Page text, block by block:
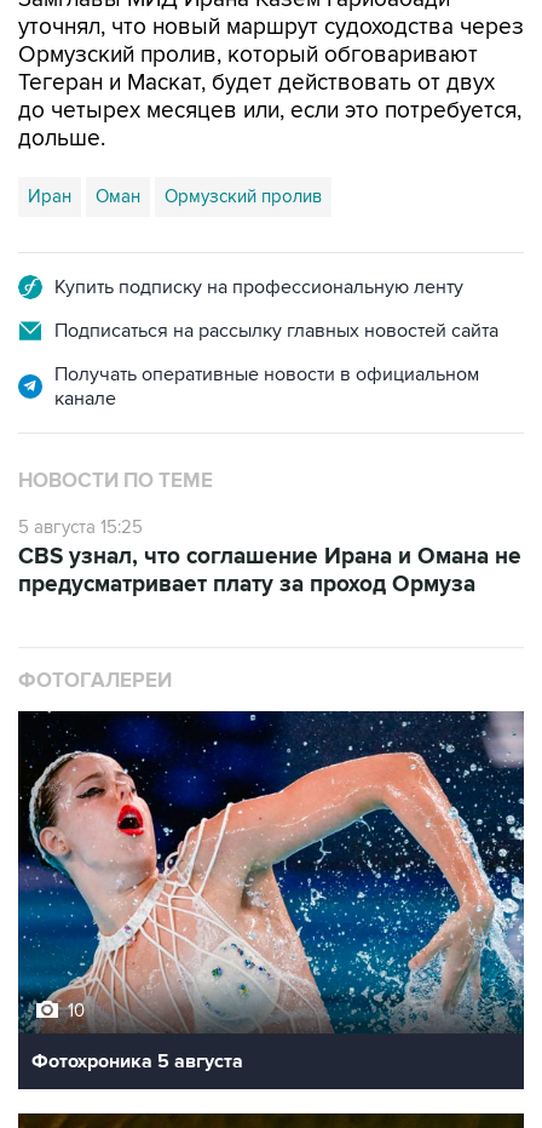
уточнял, что новый маршрут судоходства через
Ормузский пролив, который обговаривают
Тегеран и Маскат, будет действовать от двух
до четырех месяцев или, если это потребуется,
дольше.
Иран Оман Ормузский пролив
Купить подписку на профессиональную ленту
Подписаться на рассылку главных новостей сайта
Получать оперативные новости в официальном
канале
НОВОСТИ ПО ТЕМЕ
5 августа 15:25
CBS узнал, что соглашение Ирана и Омана не
предусматривает плату за проход Ормуза
ФОТОГАЛЕРЕИ
10
Фотохроника 5 августа